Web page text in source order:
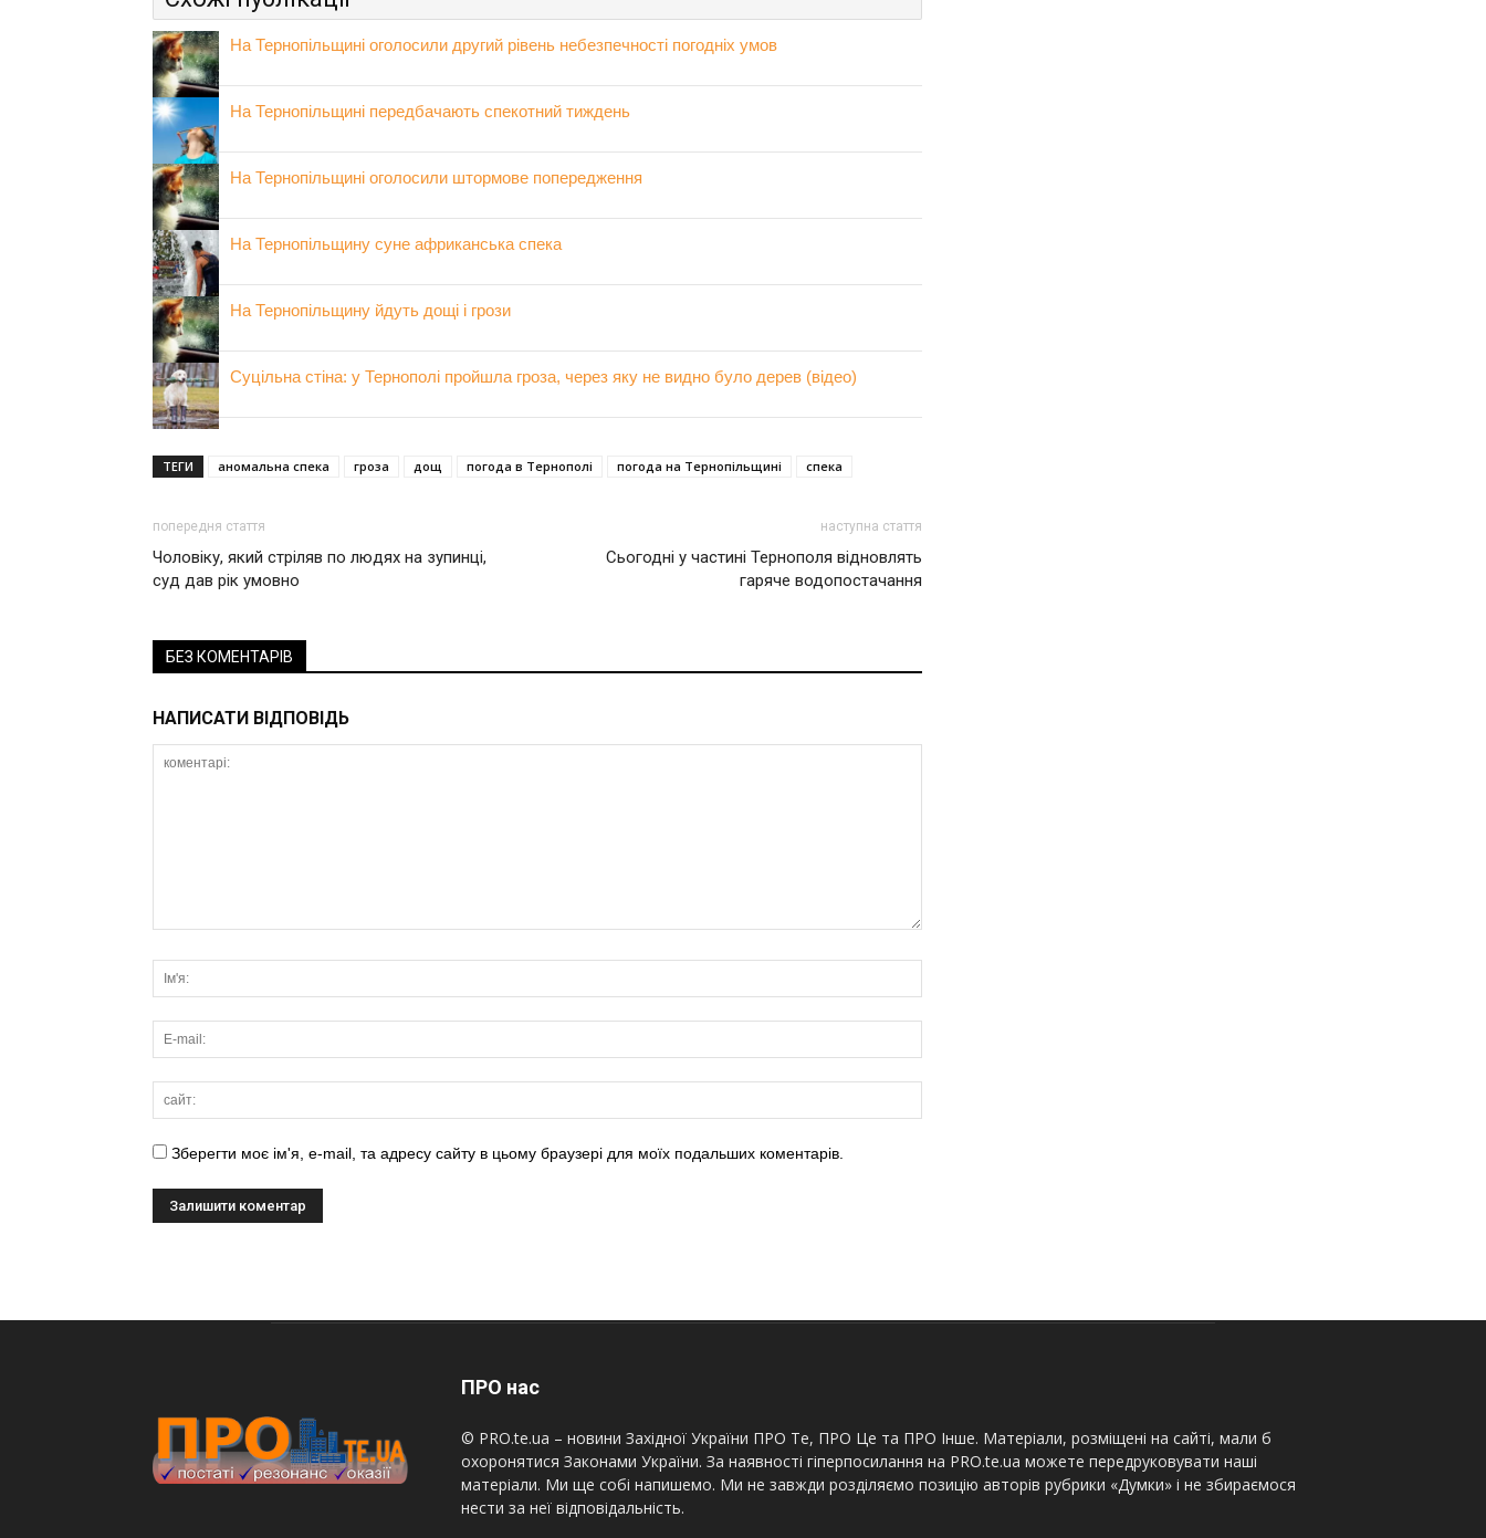
На Тернопільщині оголосили другий рівень небезпечності погодніх умов
На Тернопільщині передбачають спекотний тиждень
На Тернопільщині оголосили штормове попередження
На Тернопільщину суне африканська спека
На Тернопільщину йдуть дощі і грози
Суцільна стіна: у Тернополі пройшла гроза, через яку не видно було дерев (відео)
ТЕГИ аномальна спека гроза дощ погода в Тернополі погода на Тернопільщині спека
попередня стаття
Чоловіку, який стріляв по людях на зупинці,
суд дав рік умовно
наступна стаття
Сьогодні у частині Тернополя відновлять
гаряче водопостачання
БЕЗ КОМЕНТАРІВ
НАПИСАТИ ВІДПОВІДЬ
Зберегти моє ім'я, e-mail, та адресу сайту в цьому браузері для моїх подальших коментарів.
ПРО нас
© PRO.te.ua – новини Західної України ПРО Те, ПРО Це та ПРО Інше. Матеріали, розміщені на сайті, мали б
охоронятися Законами України. За наявності гіперпосилання на PRO.te.ua можете передруковувати наші
матеріали. Ми ще собі напишемо. Ми не завжди розділяємо позицію авторів рубрики «Думки» і не збираємося
нести за неї відповідальність.